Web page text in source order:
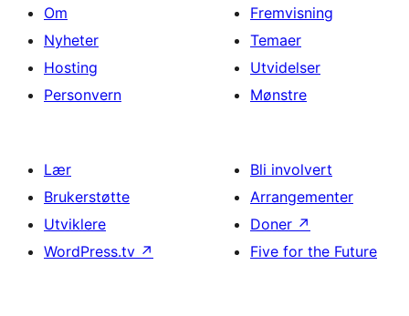
Om
Nyheter
Hosting
Personvern
Fremvisning
Temaer
Utvidelser
Mønstre
Lær
Brukerstøtte
Utviklere
WordPress.tv ↗
Bli involvert
Arrangementer
Doner ↗
Five for the Future